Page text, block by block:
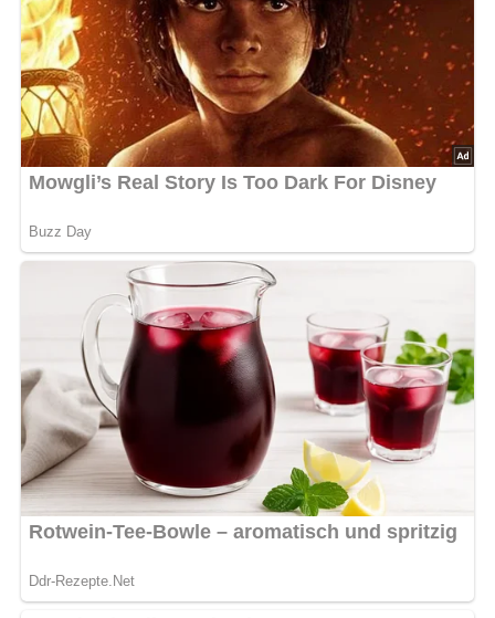
Und so wird es gemacht…
Die in Scheiben geschnittenen geputzten Pilze in eigenem
Saft kurz dünsten. Butter, würfelig geschnittene
Wurstwaren, Salz und Pfeffer zugeben und bräunen.
Pilzgemisch auf die Omeletts verteilen. Omeletts
einschlagen.
Nach: Pilze sammeln und essen, Artia-Verlag, Prag, 1987
5/5 (1 Bewertung)